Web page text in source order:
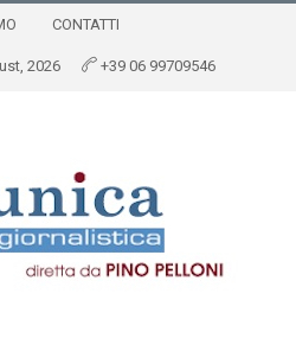
CONTATTI
2026 +39 06 99709546